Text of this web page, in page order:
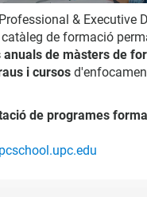
& Executive
de formació
de màsters de
i cursos
de programes